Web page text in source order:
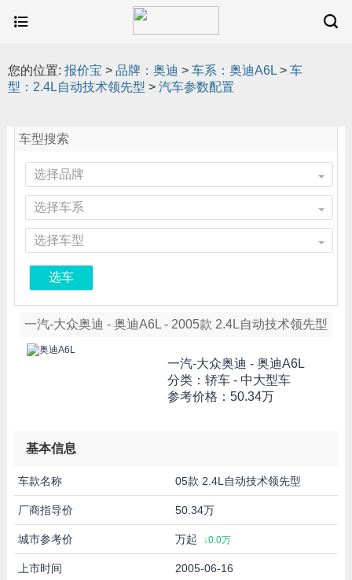
您的位置: 报价宝 > 品牌：奥迪 > 车系：奥迪A6L > 车
型：2.4L自动技术领先型 > 汽车参数配置
车型搜索
选择品牌
选择车系
选择车型
选车
一汽-大众奥迪 - 奥迪A6L - 2005款 2.4L自动技术领先型
一汽-大众奥迪 - 奥迪A6L
分类：轿车 - 中大型车
参考价格： 50.34万
基本信息
车款名称 05款 2.4L自动技术领先型
厂商指导价 50.34万
城市参考价 万起 ↓0.0万
上市时间 2005-06-16